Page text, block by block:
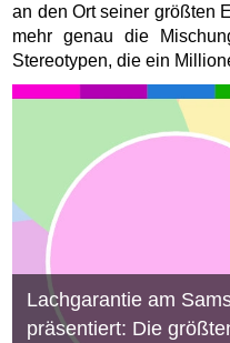
an den Ort seiner größten
mehr genau die
Stereotypen, die ein
Lachgarantie am
präsentiert: Die